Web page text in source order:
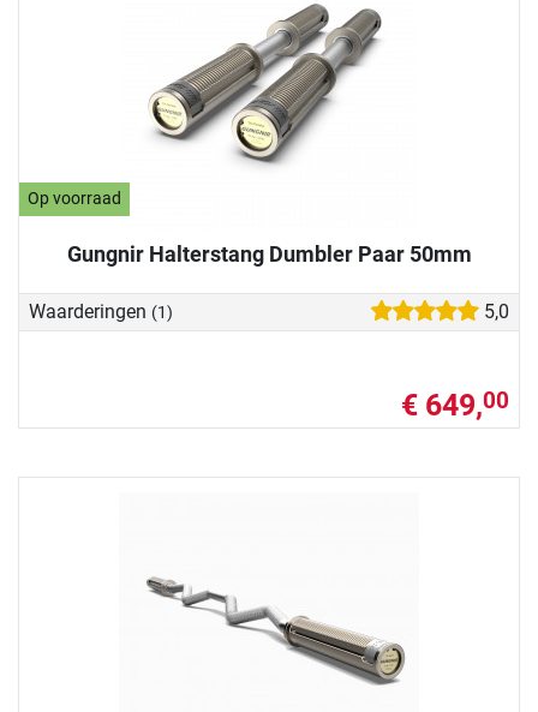
Op voorraad
Gungnir Halterstang Dumbler Paar 50mm
Waarderingen (1) 5,0
€ 649,00